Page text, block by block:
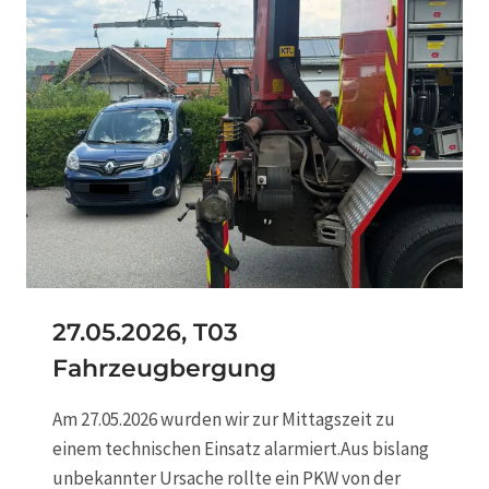
.
2
0
2
6
,
B
1
3
W
I
R
S
C
H
F
S
G
27.05.2026, T03
Fahrzeugbergung
Am 27.05.2026 wurden wir zur Mittagszeit zu
einem technischen Einsatz alarmiert.Aus bislang
unbekannter Ursache rollte ein PKW von der